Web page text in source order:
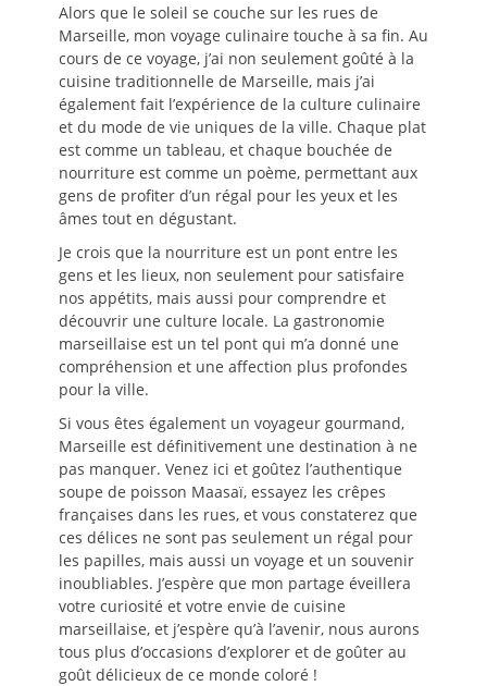
Alors que le soleil se couche sur les rues de
Marseille, mon voyage culinaire touche à sa fin. Au
cours de ce voyage, j’ai non seulement goûté à la
cuisine traditionnelle de Marseille, mais j’ai
également fait l’expérience de la culture culinaire
et du mode de vie uniques de la ville. Chaque plat
est comme un tableau, et chaque bouchée de
nourriture est comme un poème, permettant aux
gens de profiter d’un régal pour les yeux et les
âmes tout en dégustant.
Je crois que la nourriture est un pont entre les
gens et les lieux, non seulement pour satisfaire
nos appétits, mais aussi pour comprendre et
découvrir une culture locale. La gastronomie
marseillaise est un tel pont qui m’a donné une
compréhension et une affection plus profondes
pour la ville.
Si vous êtes également un voyageur gourmand,
Marseille est définitivement une destination à ne
pas manquer. Venez ici et goûtez l’authentique
soupe de poisson Maasaï, essayez les crêpes
françaises dans les rues, et vous constaterez que
ces délices ne sont pas seulement un régal pour
les papilles, mais aussi un voyage et un souvenir
inoubliables. J’espère que mon partage éveillera
votre curiosité et votre envie de cuisine
marseillaise, et j’espère qu’à l’avenir, nous aurons
tous plus d’occasions d’explorer et de goûter au
goût délicieux de ce monde coloré !